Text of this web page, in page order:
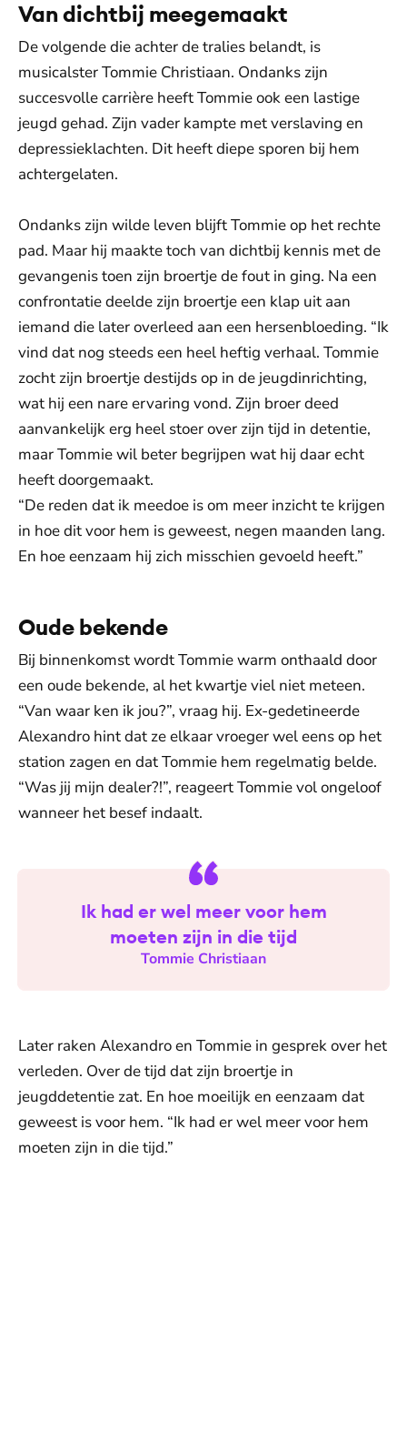
Van dichtbij meegemaakt
De volgende die achter de tralies belandt, is
musicalster Tommie Christiaan. Ondanks zijn
succesvolle carrière heeft Tommie ook een lastige
jeugd gehad. Zijn vader kampte met verslaving en
depressieklachten. Dit heeft diepe sporen bij hem
achtergelaten.
Ondanks zijn wilde leven blijft Tommie op het rechte
pad. Maar hij maakte toch van dichtbij kennis met de
gevangenis toen zijn broertje de fout in ging. Na een
confrontatie deelde zijn broertje een klap uit aan
iemand die later overleed aan een hersenbloeding. “Ik
vind dat nog steeds een heel heftig verhaal. Tommie
zocht zijn broertje destijds op in de jeugdinrichting,
wat hij een nare ervaring vond. Zijn broer deed
aanvankelijk erg heel stoer over zijn tijd in detentie,
maar Tommie wil beter begrijpen wat hij daar echt
heeft doorgemaakt.
“De reden dat ik meedoe is om meer inzicht te krijgen
in hoe dit voor hem is geweest, negen maanden lang.
En hoe eenzaam hij zich misschien gevoeld heeft.”
Oude bekende
Bij binnenkomst wordt Tommie warm onthaald door
een oude bekende, al het kwartje viel niet meteen.
“Van waar ken ik jou?”, vraag hij. Ex-gedetineerde
Alexandro hint dat ze elkaar vroeger wel eens op het
station zagen en dat Tommie hem regelmatig belde.
“Was jij mijn dealer?!”, reageert Tommie vol ongeloof
wanneer het besef indaalt.
Tommie Christiaan
Ik had er wel meer voor hem
moeten zijn in die tijd
Later raken Alexandro en Tommie in gesprek over het
verleden. Over de tijd dat zijn broertje in
jeugddetentie zat. En hoe moeilijk en eenzaam dat
geweest is voor hem. “Ik had er wel meer voor hem
moeten zijn in die tijd.”